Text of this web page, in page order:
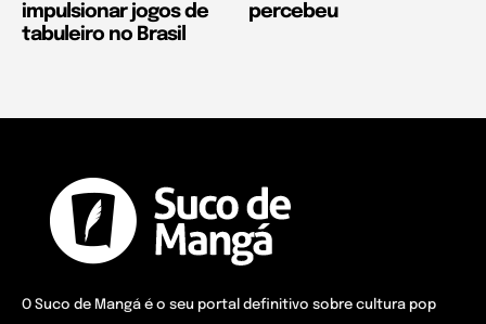
impulsionar jogos de
tabuleiro no Brasil
percebeu
O Suco de Mangá é o seu portal definitivo sobre cultura pop